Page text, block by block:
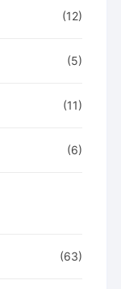
(12)
(5)
(11)
(6)
(63)